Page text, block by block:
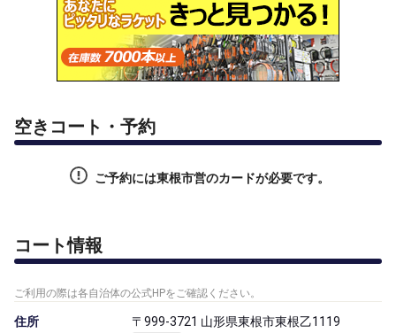
空きコート・予約
ご予約には東根市営のカードが必要です。
コート情報
ご利用の際は各自治体の公式HPをご確認ください。
住所 〒999-3721 山形県東根市東根乙1119